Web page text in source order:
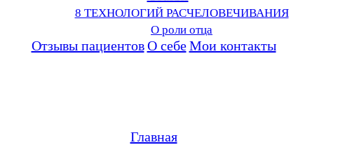
8 ТЕХНОЛОГИЙ РАСЧЕЛОВЕЧИВАНИЯ
О роли отца
Отзывы пациентов О себе Мои контакты
Главная